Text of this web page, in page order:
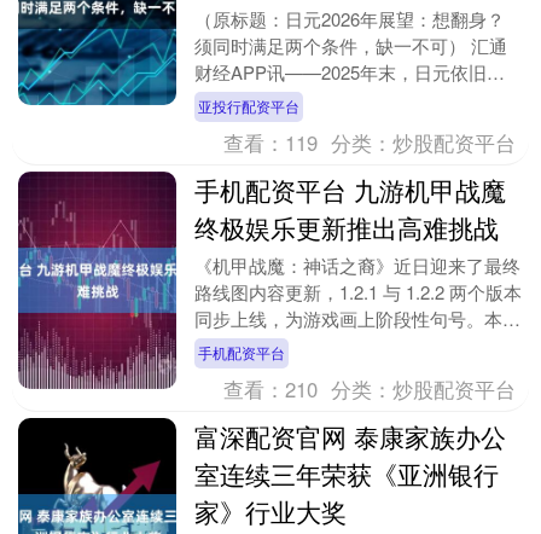
（原标题：日元2026年展望：想翻身？
须同时满足两个条件，缺一不可） 汇通
财经APP讯——2025年末，日元依旧显
得疲弱。市场对日本增长动能、财政扩张
能走多远、....
亚投行配资平台
查看： 119 分类：炒股配资平台
手机配资平台 九游机甲战魔
终极娱乐更新推出高难挑战
《机甲战魔：神话之裔》近日迎来了最终
路线图内容更新，1.2.1 与 1.2.2 两个版本
同步上线，为游戏画上阶段性句号。本次
更新的核心亮点，是面向高水平玩家推
出....
手机配资平台
查看：210 分类：炒股配资平台
富深配资官网 泰康家族办公
室连续三年荣获《亚洲银行
家》行业大奖